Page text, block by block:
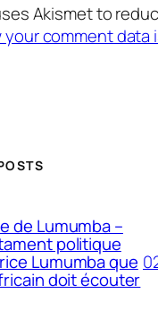
Akismet to
your comment data
de Lumumba –
politique
Lumumba que
doit écouter